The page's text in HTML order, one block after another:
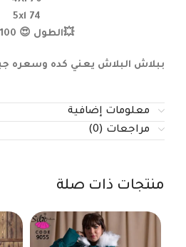
5xl 74
💥الطول 😍 100 سم
ببلاش البلاش يعني كده وسعره
معلومات إضافية
مراجعات (0)
منتجات ذات صلة